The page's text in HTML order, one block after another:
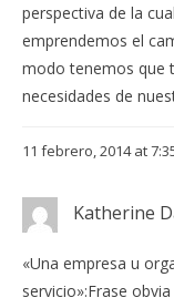
perspectiva de la
emprendemos el
modo tenemos que
necesidades de
11 febrero, 2014 at
Katherine
«Una empresa u
servicio»:Frase